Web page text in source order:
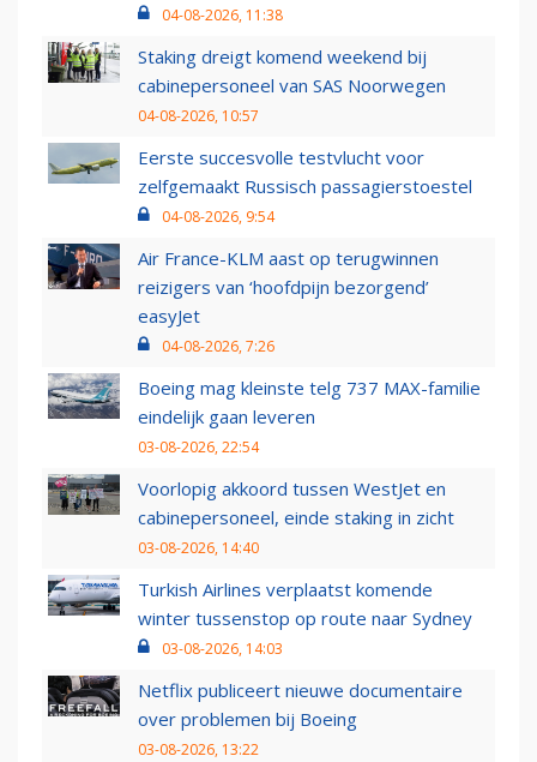
04-08-2026, 11:38
Staking dreigt komend weekend bij
cabinepersoneel van SAS Noorwegen
04-08-2026, 10:57
Eerste succesvolle testvlucht voor
zelfgemaakt Russisch passagierstoestel
04-08-2026, 9:54
Air France-KLM aast op terugwinnen
reizigers van ‘hoofdpijn bezorgend’
easyJet
04-08-2026, 7:26
Boeing mag kleinste telg 737 MAX-familie
eindelijk gaan leveren
03-08-2026, 22:54
Voorlopig akkoord tussen WestJet en
cabinepersoneel, einde staking in zicht
03-08-2026, 14:40
Turkish Airlines verplaatst komende
winter tussenstop op route naar Sydney
03-08-2026, 14:03
Netflix publiceert nieuwe documentaire
over problemen bij Boeing
03-08-2026, 13:22